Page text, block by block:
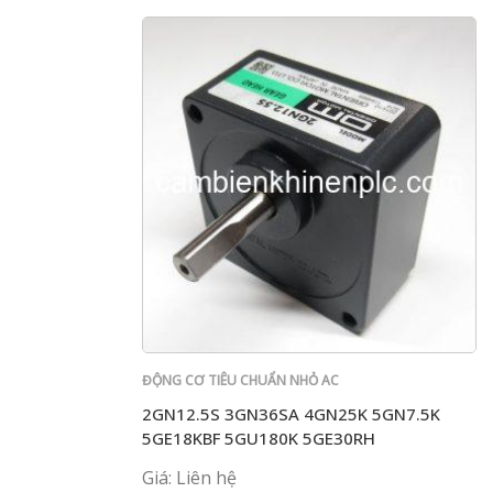
ĐỘNG CƠ TIÊU CHUẨN NHỎ AC
2GN12.5S 3GN36SA 4GN25K 5GN7.5K
5GE18KBF 5GU180K 5GE30RH
Giá: Liên hệ